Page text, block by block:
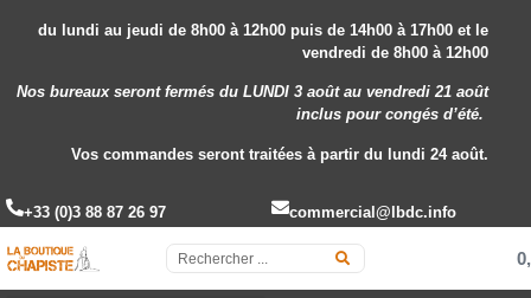
du lundi au jeudi de 8h00 à 12h00 puis de 14h00 à 17h00 et le
vendredi de 8h00 à 12h00
Nos bureaux seront fermés du LUNDI 3 août au vendredi 21 août
incluspour congés d’été.
Vos commandes seront traitées à partir du lundi 24 août.
+33 (0)3 88 87 26 97 commercial@lbdc.info